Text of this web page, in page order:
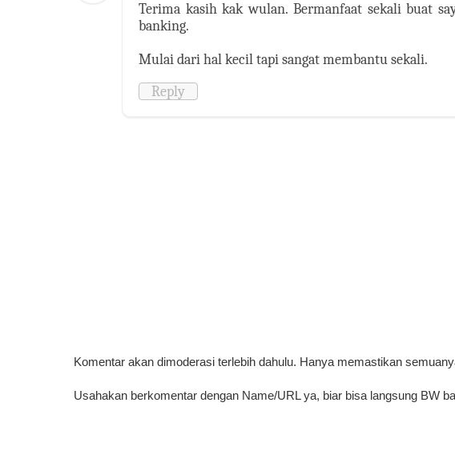
Terima kasih kak wulan. Bermanfaat sekali buat
banking.
Mulai dari hal kecil tapi sangat membantu sekali.
Reply
Komentar akan dimoderasi terlebih dahulu. Hanya memastikan
Usahakan berkomentar dengan Name/URL ya, biar bisa langsung BW